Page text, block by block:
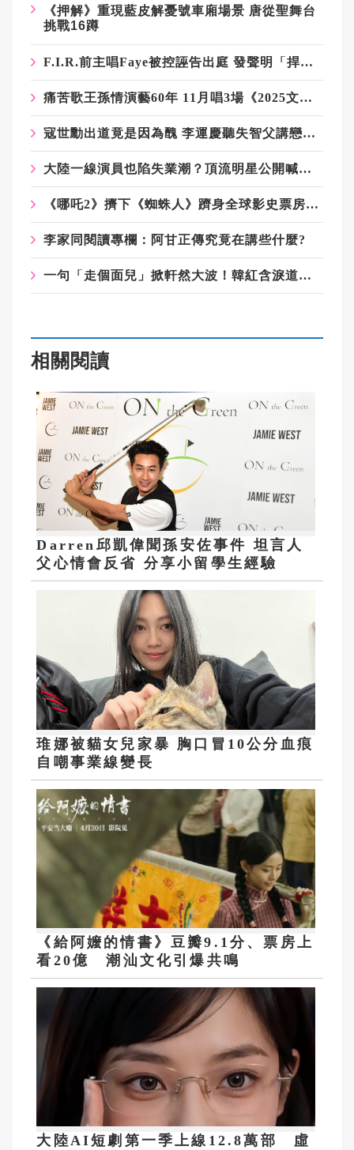
《押解》重現藍皮解憂號車廂場景 唐從聖舞台
挑戰16蹲
F.I.R.前主唱Faye被控誣告出庭 發聲明「捍衛詹雯婷三字」
痛苦歌王孫情演藝60年 11月唱3場《2025文平嫂重陽敬老感恩孫情演唱會》
寇世勳出道竟是因為醜 李運慶聽失智父講戀愛史唯一不忘老婆
大陸一線演員也陷失業潮？頂流明星公開喊話求戲拍
《哪吒2》擠下《蜘蛛人》躋身全球影史票房榜第7
李家同閱讀專欄：阿甘正傳究竟在講些什麼?
一句「走個面兒」掀軒然大波！韓紅含淚道歉稱退出公益 基金會回應：仍在第一線義診
相關閱讀
Darren邱凱偉聞孫安佐事件 坦言人
父心情會反省 分享小留學生經驗
琟娜被貓女兒家暴 胸口冒10公分血痕
自嘲事業線變長
《給阿嬤的情書》豆瓣9.1分、票房上
看20億 潮汕文化引爆共鳴
大陸AI短劇第一季上線12.8萬部 虛